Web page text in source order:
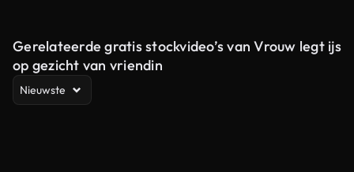
Gerelateerde gratis stockvideo’s van Vrouw legt ijs
op gezicht van vriendin
Nieuwste